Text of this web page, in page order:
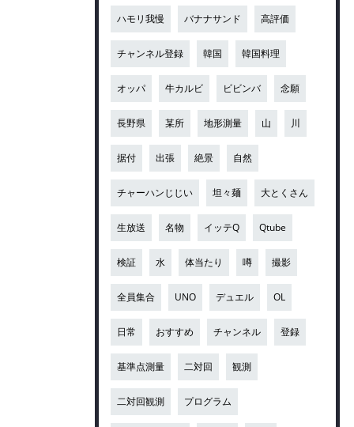
ハモリ我慢 バナナサンド 高評価
チャンネル登録 韓国 韓国料理
オッパ 牛カルビ ビビンバ 念願
長野県 某所 地形測量 山 川
据付 出張 絶景 自然
チャーハンじじい 坦々麺 大とくさん
生放送 名物 イッテQ Qtube
検証 水 体当たり 噂 撮影
全員集合 UNO デュエル OL
日常 おすすめ チャンネル 登録
基準点測量 二対回 観測
二対回観測 プログラム